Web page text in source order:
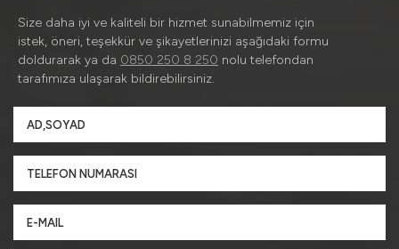
Size daha iyi ve kaliteli bir hizmet sunabilmemiz için
istek, öneri, teşekkür ve şikayetlerinizi aşağıdaki formu
doldurarak ya da 0850 250 8 250 nolu telefondan
tarafımıza ulaşarak bildirebilirsiniz.